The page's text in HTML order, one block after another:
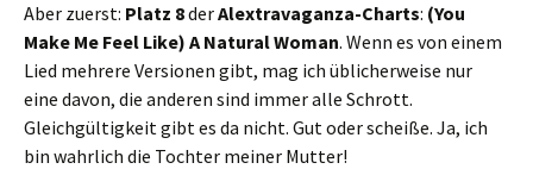
Aber zuerst: Platz 8derAlextravaganza-Charts: (You
Make Me Feel Like) A Natural Woman. Wenn es von einem
Lied mehrere Versionen gibt, mag ich üblicherweise nur
eine davon, die anderen sind immer alle Schrott.
Gleichgültigkeit gibt es da nicht. Gut oder scheiße. Ja, ich
bin wahrlich die Tochter meiner Mutter!